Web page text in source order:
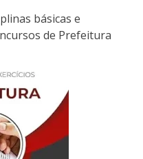
básicas e
de Prefeitura